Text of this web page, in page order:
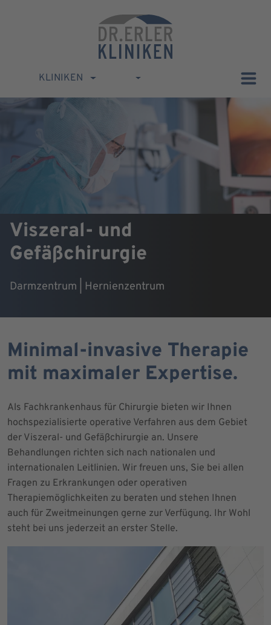
KLINIKEN
Viszeral- und
Gefäßchirurgie
Darmzentrum | Hernienzentrum
Minimal-invasive Therapie
mit maximaler Expertise.
Als Fachkrankenhaus für Chirurgie bieten wir Ihnen
hochspezialisierte operative Verfahren aus dem Gebiet
der Viszeral- und Gefäßchirurgie an. Unsere
Behandlungen richten sich nach nationalen und
internationalen Leitlinien. Wir freuen uns, Sie bei allen
Fragen zu Erkrankungen oder operativen
Therapiemöglichkeiten zu beraten und stehen Ihnen
auch für Zweitmeinungen gerne zur Verfügung. Ihr Wohl
steht bei uns jederzeit an erster Stelle.